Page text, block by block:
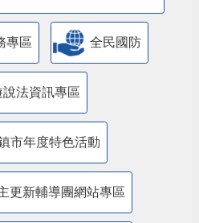
專區 全民國防
說法資訊專區
市年度特色活動
更新輔導團網站專區